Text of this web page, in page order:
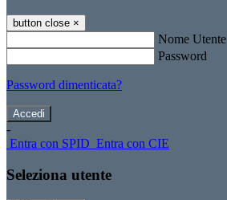
button close ×
Nome Utente
Password
Password dimenticata?
-
Entra con SPID Entra con CIE
Seleziona utente